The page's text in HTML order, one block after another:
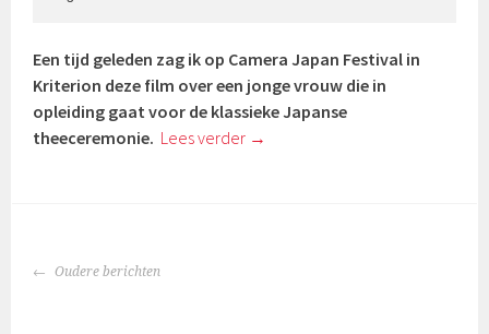
Een tijd geleden zag ik op Camera Japan Festival in
Kriterion deze film over een jonge vrouw die in
opleiding gaat voor de klassieke Japanse
theeceremonie. Lees verder →
BERICHTENNAVIGATIE
Oudere berichten